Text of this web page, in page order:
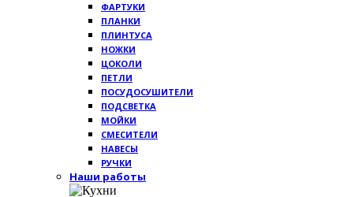
ФАРТУКИ
ПЛАНКИ
ПЛИНТУСА
НОЖКИ
ЦОКОЛИ
ПЕТЛИ
ПОСУДОСУШИТЕЛИ
ПОДСВЕТКА
МОЙКИ
СМЕСИТЕЛИ
НАВЕСЫ
РУЧКИ
Наши работы